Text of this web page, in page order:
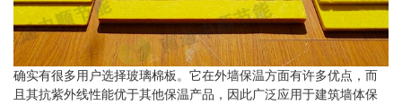
确实有很多用户选择玻璃棉板。它在外墙保温方面有许多优点，而
且其抗紫外线性能优于其他保温产品，因此广泛应用于建筑墙体保